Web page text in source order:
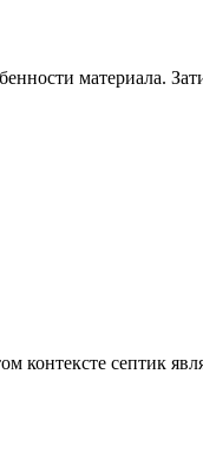
материала.
контексте септик